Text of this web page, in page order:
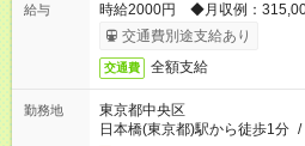
給与
時給2000円 ◆月収例：
交通費別途支給あり
交通費 全額支給
勤務地
東京都中央区
日本橋(東京都)駅から徒歩1分 /